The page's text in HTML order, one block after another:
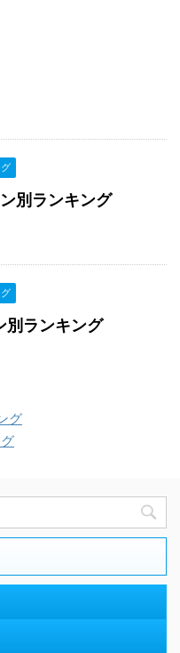
別ランキング
別ランキング
グ